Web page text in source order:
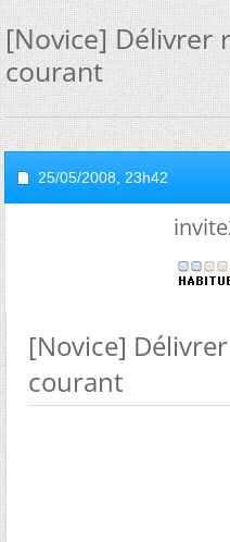
[Novice] Délivrer
courant
25/05/2008, 23h42
[Novice]
courant